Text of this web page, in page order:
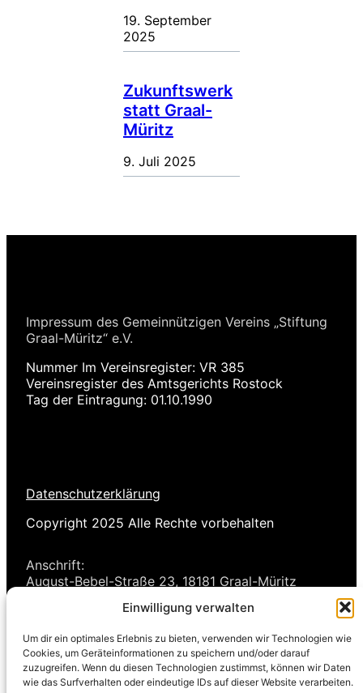
Einwilligung verwalten
Um dir ein optimales Erlebnis zu bieten, verwenden wir Technologien wie
Cookies, um Geräteinformationen zu speichern und/oder darauf
zuzugreifen. Wenn du diesen Technologien zustimmst, können wir Daten
wie das Surfverhalten oder eindeutige IDs auf dieser Website verarbeiten.
19. September
2025
Zukunftswerk
statt Graal-
Müritz
9. Juli 2025
Impressum des Gemeinnützigen Vereins „Stiftung
Graal-Müritz“ e.V.
Nummer Im Vereinsregister: VR 385
Vereinsregister des Amtsgerichts Rostock
Tag der Eintragung: 01.10.1990
Datenschutzerklärung
Copyright 2025 Alle Rechte vorbehalten
Anschrift:
August-Bebel-Straße 23, 18181 Graal-Müritz
info(@)stiftung-graal-mueritz.de
Vorstandsmitglieder:
Herr Jörg Griese (Vorsitzender)
Herr Lars Fischer (Stellvertreter)